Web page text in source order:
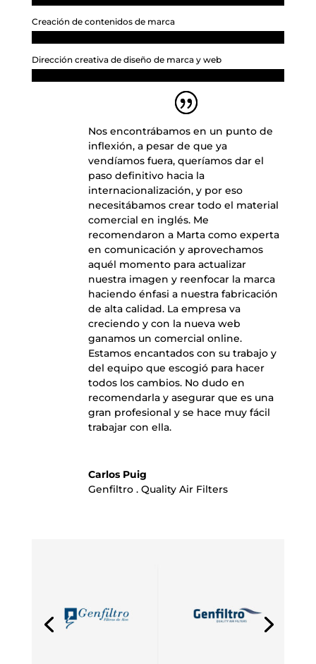
Creación de contenidos de marca
Dirección creativa de diseño de marca y web
Nos encontrábamos en un punto de
inflexión, a pesar de que ya
vendíamos fuera, queríamos dar el
paso definitivo hacia la
internacionalización, y por eso
necesitábamos crear todo el material
comercial en inglés. Me
recomendaron a Marta como experta
en comunicación y aprovechamos
aquél momento para actualizar
nuestra imagen y reenfocar la marca
haciendo énfasi a nuestra fabricación
de alta calidad. La empresa va
creciendo y con la nueva web
ganamos un comercial online.
Estamos encantados con su trabajo y
del equipo que escogió para hacer
todos los cambios. No dudo en
recomendarla y asegurar que es una
gran profesional y se hace muy fácil
trabajar con ella.
Carlos Puig
Genfiltro . Quality Air Filters